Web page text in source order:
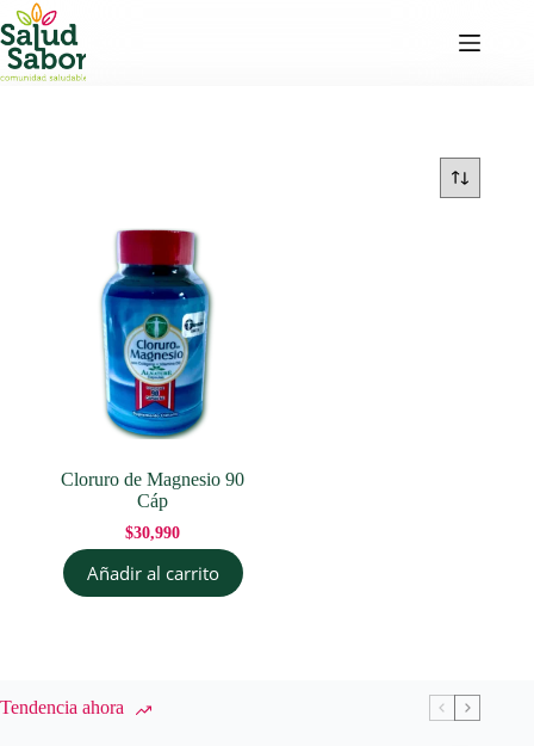
Saltar
al
contenido
Cloruro de Magnesio 90
Cáp
$30,990
Añadir al carrito
Tendencia ahora